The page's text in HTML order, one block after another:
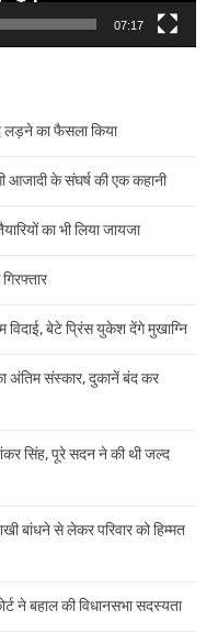
07:17
का फैसला किया
आजादी के संघर्ष की एक कहानी
का भी लिया जायजा
विदाई, बेटे प्रिंस युकेश देंगे मुखाग्नि
अंतिम संस्कार, दुकानें बंद कर
सिंह, पूरे सदन ने की थी जल्द
बांधने से लेकर परिवार को हिम्मत
ने बहाल की विधानसभा सदस्यता